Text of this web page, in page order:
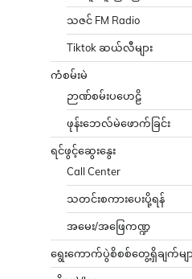
သဇင် FM Radio
Tiktok ဆယ်လီများ
ကံစမ်းမဲ
ဉာဏ်စမ်းပဟေဠိ
ဖုန်းဘေလ်မဲဖောက်ခြင်း
ရင်ဖွင့်ဆွေးနွေး
Call Center
သတင်းစကားပေးပို့ရန်
အမေး/အဖြေကဏ္ဍ
ရွေးကောက်ပွဲစိစစ်တွေ့ရှိချက်မျာ